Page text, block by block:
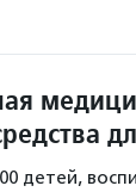
детей,